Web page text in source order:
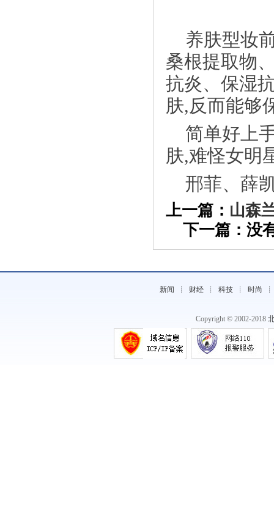
养肤型妆
桑根提取物
抗炎、保湿
肤,反而能够
简单好上
肤,难怪女明
邢菲、薛
上一篇： 山森
下一篇：没
新闻 ┊ 财经 ┊科技 ┊ 时尚
Copyright © 2002-2018